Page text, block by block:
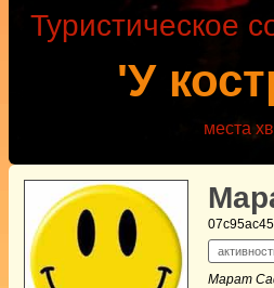
'У
Туристическое
места
Марат